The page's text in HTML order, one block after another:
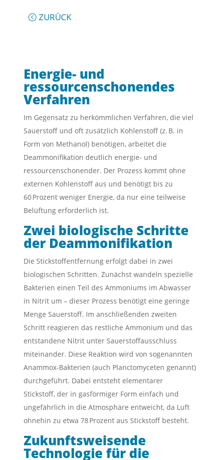
ZURÜCK
Energie- und
ressourcenschonendes
Verfahren
Im Gegensatz zu herkömmlichen Verfahren, die viel
Sauerstoff und oft zusätzlich Kohlenstoff (z. B. in
Form von Methanol) benötigen, arbeitet die
Deammonifikation deutlich energie- und
ressourcenschonender. Der Prozess kommt ohne
externen Kohlenstoff aus und benötigt bis zu
60 Prozent weniger Energie, da nur eine teilweise
Belüftung erforderlich ist.
Zwei biologische Schritte
der Deammonifikation
Die Stickstoffentfernung erfolgt dabei in zwei
biologischen Schritten. Zunächst wandeln spezielle
Bakterien einen Teil des Ammoniums im Abwasser
in Nitrit um – dieser Prozess benötigt eine geringe
Menge Sauerstoff. Im anschließenden zweiten
Schritt reagieren das restliche Ammonium und das
entstandene Nitrit unter Sauerstoffausschluss
miteinander. Diese Reaktion wird von sogenannten
Anammox-Bakterien (auch Planctomyceten genannt)
durchgeführt. Dabei entsteht elementarer
Stickstoff, der in gasförmiger Form einfach und
ungefährlich in die Atmosphäre entweicht, da Luft
ohnehin zu etwa 78 Prozent aus Stickstoff besteht.
Zukunftsweisende
Technologie für die